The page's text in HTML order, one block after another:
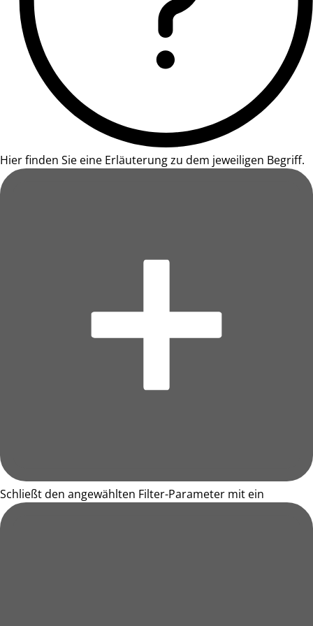
Hier finden Sie eine Erläuterung zu dem jeweiligen Begriff.
Schließt den angewählten Filter-Parameter mit ein